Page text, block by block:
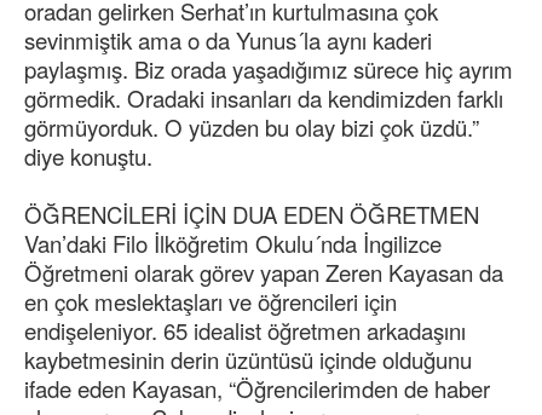
oradan gelirken Serhat’ın kurtulmasına çok
sevinmiştik ama o da Yunus´la aynı kaderi
paylaşmış. Biz orada yaşadığımız sürece hiç ayrım
görmedik. Oradaki insanları da kendimizden farklı
görmüyorduk. O yüzden bu olay bizi çok üzdü.”
diye konuştu.
ÖĞRENCİLERİ İÇİN DUA EDEN ÖĞRETMEN
Van’daki Filo İlköğretim Okulu´nda İngilizce
Öğretmeni olarak görev yapan Zeren Kayasan da
en çok meslektaşları ve öğrencileri için
endişeleniyor. 65 idealist öğretmen arkadaşını
kaybetmesinin derin üzüntüsü içinde olduğunu
ifade eden Kayasan, “Öğrencilerimden de haber